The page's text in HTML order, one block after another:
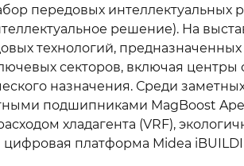
передовых интеллектуальных
решение). На
технологий,
секторов, включая
назначения. Среди
подшипниками MagBoost
хладагента (VRF),
платформа Midea